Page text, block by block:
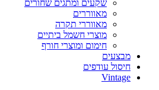
שקעים ומתגים שחורים
מאווררים
מאווררי תקרה
מוצרי חשמל ביתיים
חימום ומוצרי חורף
מבצעים
חיסול עודפים
Vintage